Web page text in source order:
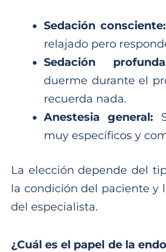
Sedación consciente:
relajado pero
Sedación
duerme durante el
recuerda nada.
Anestesia general:
muy específicos y
La elección depende del
la condición del paciente y
del especialista.
¿Cuál es el papel de la